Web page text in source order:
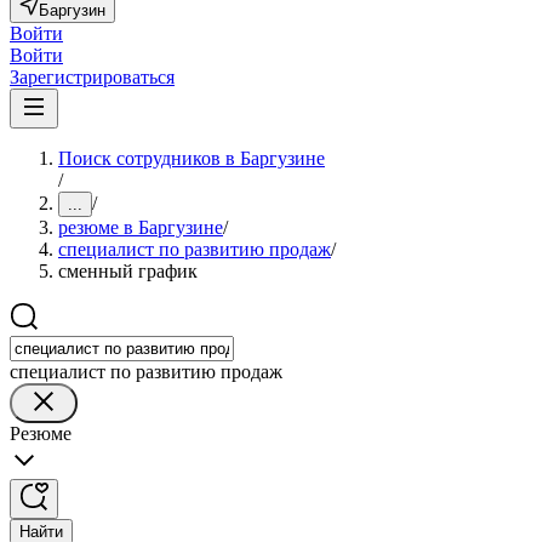
Баргузин
Войти
Войти
Зарегистрироваться
Поиск сотрудников в Баргузине
/
... /
резюме в Баргузине/
специалист по развитию продаж/
сменный график
специалист по развитию продаж
Резюме
Найти